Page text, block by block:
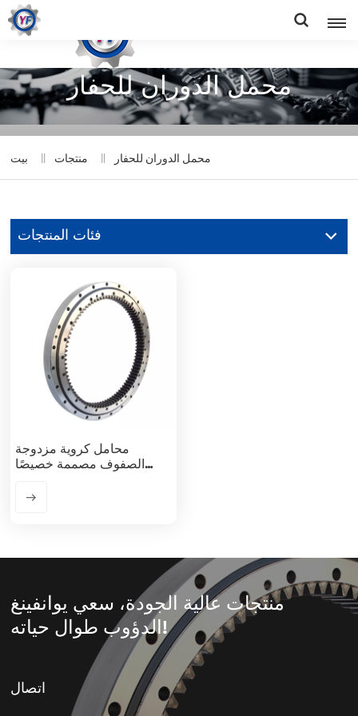
محمل الدوران للحفار
بيت منتجات محمل الدوران للحفار
فئات المنتجات
محامل كروية مزدوجة
الصفوف مصممة خصيصًا
منتجات عالية الجودة، سعي يوانفينغ
الدؤوب طوال حياته!
اتصال